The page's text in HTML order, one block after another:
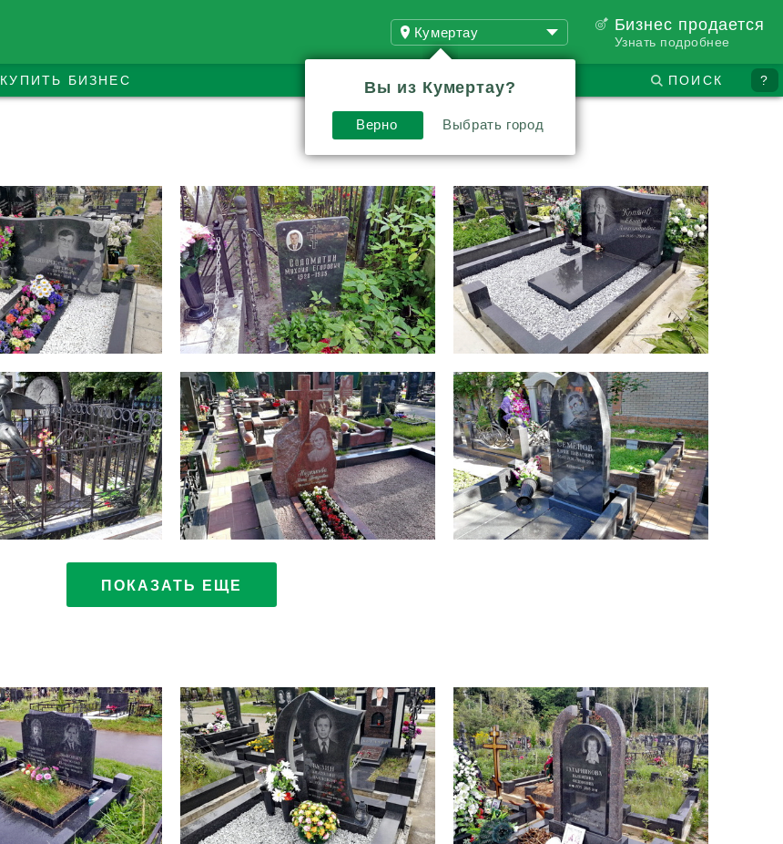
Бизнес продается
Узнать подробнее
Кумертау
КУПИТЬ БИЗНЕС ?
ПОИСК
ПОКАЗАТЬ ЕЩЕ
Вы из Кумертау?
Верно Выбрать город